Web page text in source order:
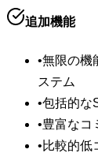
追加機能
•無限の機
ステム
•包括的な
•豊富なコ
•比較的低